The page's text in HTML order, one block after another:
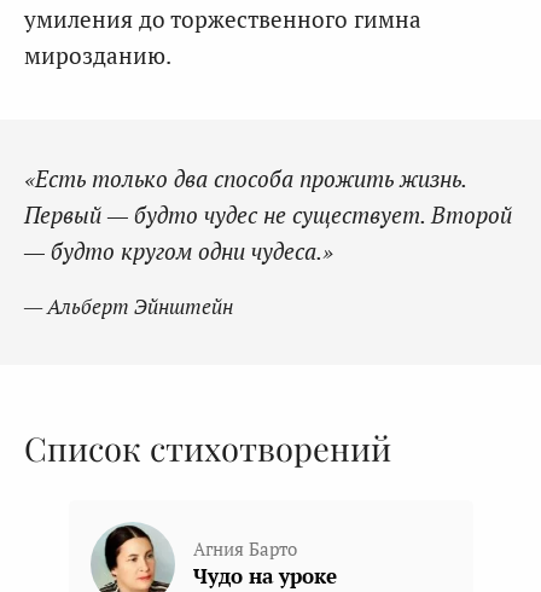
умиления до торжественного гимна
мирозданию.
«Есть только два способа прожить жизнь.
Первый — будто чудес не существует. Второй
— будто кругом одни чудеса.»
— Альберт Эйнштейн
Список стихотворений
Агния Барто
Чудо на уроке